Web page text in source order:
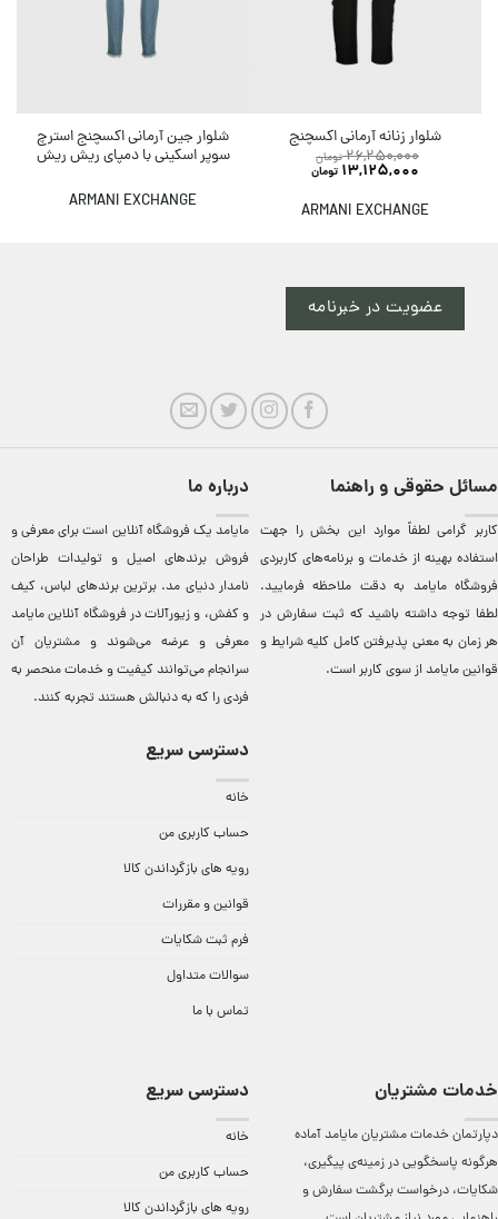
شلوار زنانه آرمانی اکسچنج
26,250,000 تومان
13,125,000 تومان
ARMANI EXCHANGE
شلوار جین آرمانی اکسچنج استرچ
سوپر اسکینی با دمپای ریش ریش
ARMANI EXCHANGE
عضویت در خبرنامه
مسائل حقوقی و راهنما
کاربر گرامی لطفاً موارد این بخش را جهت
استفاده بهینه از خدمات و برنامه‌‏های کاربردی
فروشگاه مایامد به دقت ملاحظه فرمایید.
لطفا توجه داشته باشید که ثبت سفارش در
هر زمان به معنی پذیرفتن کامل کلیهشرایط و
قوانین مایامداز سوی کاربر است.
درباره ما
مایامد يک فروشگاه آنلاين است برای معرفی و
فروش برندهای اصيل و توليدات طراحان
نامدار دنيای مد. برترين‌ برندهای لباس، کيف
و کفش، و زيورآلات در فروشگاه آنلاين مایامد
معرفی و عرضه می‌شوند و مشتريان آن
سرانجام می‌توانند کيفيت و خدمات منحصر به
فردی را که به دنبالش هستند تجربه کنند.
دسترسی سریع
خانه
حساب کاربری من
رویه های بازگرداندن کالا
قوانین و مقررات
فرم ثبت شکایات
سوالات متداول
تماس با ما
خدمات مشتریان
دپارتمان خدمات مشتریان مایامد آماده
هرگونه پاسخگویی در زمینه‌ی پیگیری،
شکایات، درخواست برگشت سفارش و
دسترسی سریع
خانه
حساب کاربری من
رویه های بازگرداندن کالا